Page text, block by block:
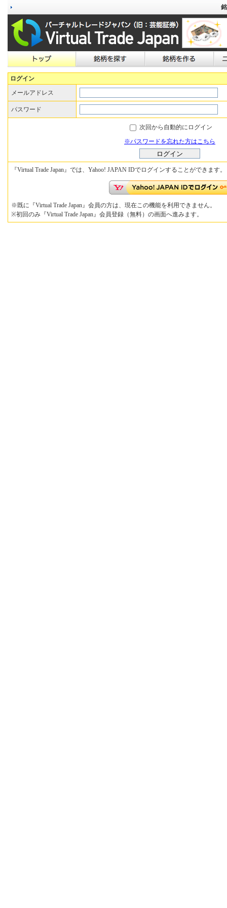
ログイン
メールアドレス
パスワード
次回から自動的にログイン
※パスワードを忘れた方はこちら
『Virtual Trade Japan』では、Yahoo! JAPAN IDでログインすることができます。
※既に『Virtual Trade Japan』会員の方は、現在この機能を利用できません。
※初回のみ『Virtual Trade Japan』会員登録（無料）の画面へ進みます。